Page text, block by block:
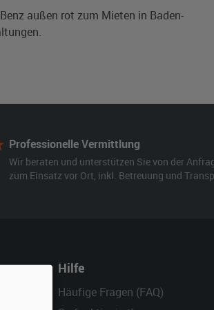
außen rot zum Mieten in Baden-
Professionelle Vermittlung
Wir beraten und unterstützen Sie von der
zum Einsatz vor Ort, inkl. Betreuung und
Hilfe
Häufige Fragen (FAQ)